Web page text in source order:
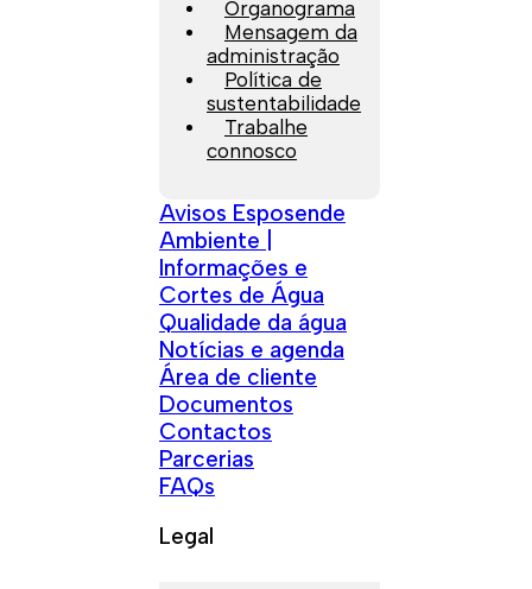
Organograma
Mensagem da
administração
Política de
sustentabilidade
Trabalhe
connosco
Avisos Esposende
Ambiente |
Informações e
Cortes de Água
Qualidade da água
Notícias e agenda
Área de cliente
Documentos
Contactos
Parcerias
FAQs
Legal